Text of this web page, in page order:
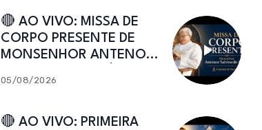
🔴 AO VIVO: MISSA DE
CORPO PRESENTE DE
MONSENHOR ANTENOR
Catedral de Sant’Ana
05/08/2026
🔴 AO VIVO: PRIMEIRA